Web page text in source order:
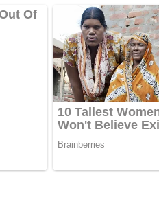
KËSHILLA & IDE
Rreziqet dhe
Vijnë Nga
Vjetëruara
AGROWEB 10